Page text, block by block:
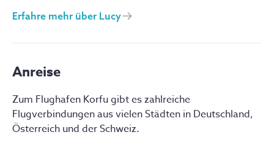
Erfahre mehr über Lucy
Anreise
Zum Flughafen Korfu gibt es zahlreiche
Flugverbindungen aus vielen Städten in Deutschland,
Österreich und der Schweiz.